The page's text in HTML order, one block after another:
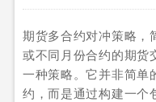
期货多合约对冲策略，
或不同月份合约的期货
一种策略。它并非简单
约，而是通过构建一个